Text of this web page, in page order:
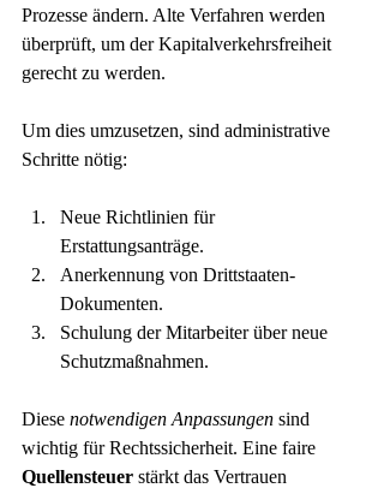
Prozesse ändern. Alte Verfahren werden
überprüft, um der Kapitalverkehrsfreiheit
gerecht zu werden.
Um dies umzusetzen, sind administrative
Schritte nötig:
Neue Richtlinien für
Erstattungsanträge.
Anerkennung von Drittstaaten-
Dokumenten.
Schulung der Mitarbeiter über neue
Schutzmaßnahmen.
Diese notwendigen Anpassungen sind
wichtig für Rechtssicherheit. Eine faire
Quellensteuer stärkt das Vertrauen